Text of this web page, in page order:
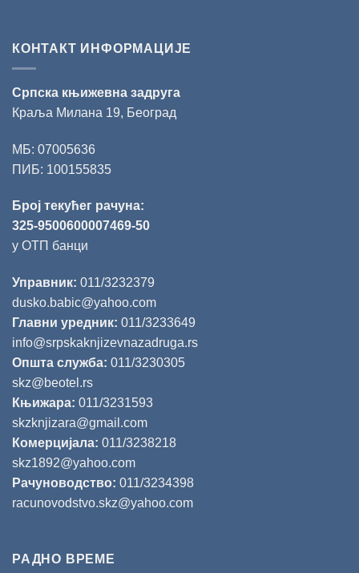
КОНТАКТ ИНФОРМАЦИЈЕ
Српска књижевна задруга
Краља Милана 19, Београд
МБ: 07005636
ПИБ: 100155835
Број текућег рачуна:
325-9500600007469-50
у ОТП банци
Управник: 011/3232379
dusko.babic@yahoo.com
Главни уредник: 011/3233649
info@srpskaknjizevnazadruga.rs
Општа служба: 011/3230305
skz@beotel.rs
Књижара: 011/3231593
skzknjizara@gmail.com
Комерцијала: 011/3238218
skz1892@yahoo.com
Рачуноводство: 011/3234398
racunovodstvo.skz@yahoo.com
РАДНО ВРЕМЕ